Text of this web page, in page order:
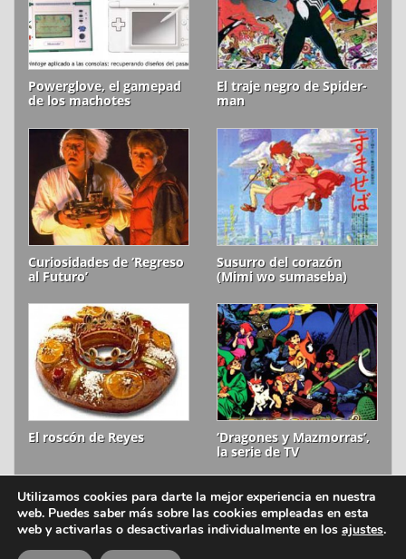
Powerglove, el gamepad
de los machotes
El traje negro de Spider-
man
Curiosidades de ‘Regreso
al Futuro’
Susurro del corazón
(Mimi wo sumaseba)
El roscón de Reyes
‘Dragones y Mazmorras’,
la serie de TV
ion litio © 2006-2026 Aviso legal
Utilizamos cookies para darte la mejor experiencia en nuestra
web. Puedes saber más sobre las cookies empleadas en esta
web y activarlas o desactivarlas individualmente en los ajustes.